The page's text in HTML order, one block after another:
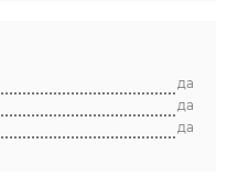
да
да
да